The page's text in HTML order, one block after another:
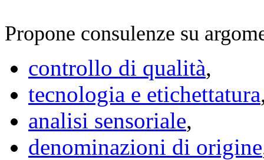
Propone consulenze su
controllo di qualità,
tecnologia e etichettatura
analisi sensoriale,
denominazioni di origine